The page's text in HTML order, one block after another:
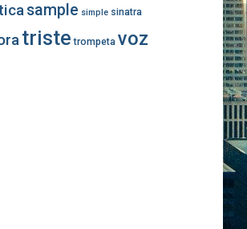
sample simple sinatra
triste trompeta voz